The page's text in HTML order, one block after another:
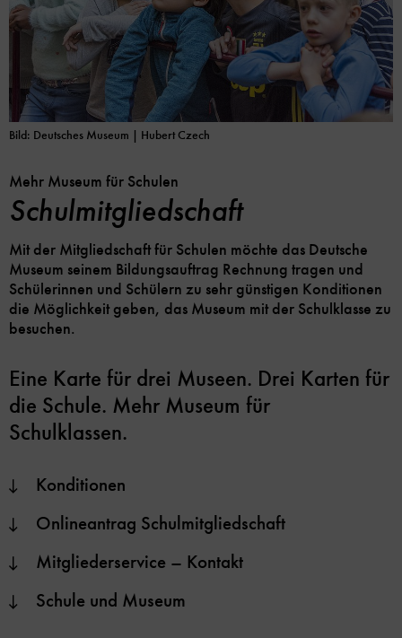
Bild: Deutsches Museum | Hubert Czech
Mehr Museum für Schulen
Schulmitgliedschaft
Mit der Mitgliedschaft für Schulen möchte das Deutsche
Museum seinem Bildungsauftrag Rechnung tragen und
Schülerinnen und Schülern zu sehr günstigen Konditionen
die Möglichkeit geben, das Museum mit der Schulklasse zu
besuchen.
Eine Karte für drei Museen. Drei Karten für
die Schule. Mehr Museum für
Schulklassen.
Konditionen
Onlineantrag Schulmitgliedschaft
Mitgliederservice – Kontakt
Schule und Museum